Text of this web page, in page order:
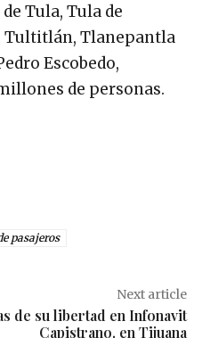
Tula, Tula de
Tultitlán, Tlanepantla
Escobedo,
de personas.
pasajeros
Next article
de su libertad en Infonavit
Capistrano, en Tijuana